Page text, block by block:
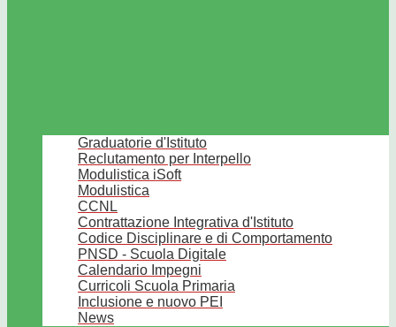
Graduatorie d'Istituto
Reclutamento per Interpello
Modulistica iSoft
Modulistica
CCNL
Contrattazione Integrativa d'Istituto
Codice Disciplinare e di Comportamento
PNSD - Scuola Digitale
Calendario Impegni
Curricoli Scuola Primaria
Inclusione e nuovo PEI
News